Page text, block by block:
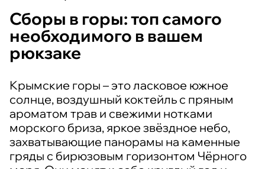
Сборы в горы: топ самого
необходимого в вашем
рюкзаке
Крымские горы – это ласковое южное
солнце, воздушный коктейль с пряным
ароматом трав и свежими нотками
морского бриза, яркое звёздное небо,
захватывающие панорамы на каменные
гряды с бирюзовым горизонтом Чёрного